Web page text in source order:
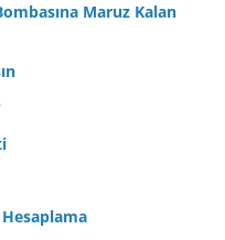
Maruz Kalan